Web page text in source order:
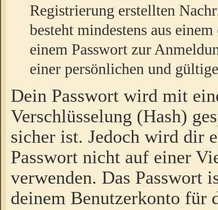
Registrierung erstellten
besteht mindestens aus
einem Passwort zur
einer persönlichen und
Dein Passwort wird mit
Verschlüsselung (Hash)
sicher ist. Jedoch wird dir
Passwort nicht auf einer
verwenden. Das Passwort
deinem Benutzerkonto für